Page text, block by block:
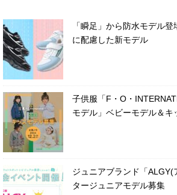
「瞬足」から防水モデル
に配慮した新モデル
子供服「F・O・
モデル」ベビーモデル＆
ジュニアブランド「ALGY(
タージュニアモデル募集